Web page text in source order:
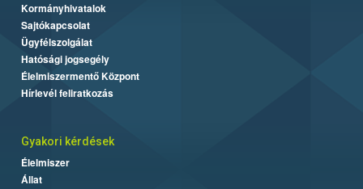
Kormányhivatalok
Sajtókapcsolat
Ügyfélszolgálat
Hatósági jogsegély
Élelmiszermentő Központ
Hírlevél feliratkozás
Gyakori kérdések
Élelmiszer
Állat